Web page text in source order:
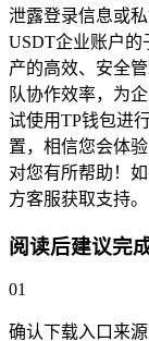
泄露登录信息或
USDT企业账户的
产的高效、安全
队协作效率，为
试使用TP钱包进
置，相信您会体
对您有所帮助！
方客服获取支持。
阅读后建议完
01
确认下载入口来